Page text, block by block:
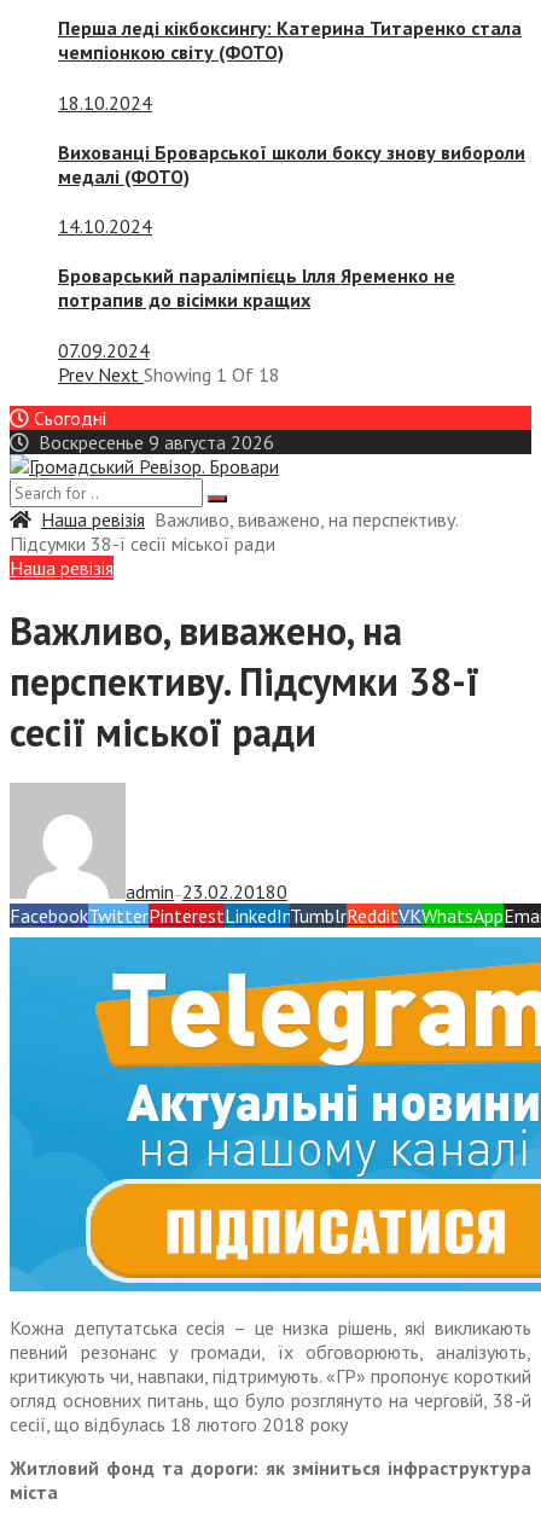
Перша леді кікбоксингу: Катерина Титаренко стала
чемпіонкою світу (ФОТО)
18.10.2024
Вихованці Броварської школи боксу знову вибороли
медалі (ФОТО)
14.10.2024
Броварський паралімпієць Ілля Яременко не
потрапив до вісімки кращих
07.09.2024
Prev Next Showing 1 Of 18
Сьогодні
Воскресенье 9 августа 2026
Наша ревізія Важливо, виважено, на перспективу.
Підсумки 38-ї сесії міської ради
Наша ревізія
Важливо, виважено, на
перспективу. Підсумки 38-ї
сесії міської ради
admin — 23.02.20180
FacebookTwitterPinterestLinkedInTumblrRedditVKWhatsApp
Кожна депутатська сесія – це низка рішень, які викликають
певний резонанс у громади, їх обговорюють, аналізують,
критикують чи, навпаки, підтримують. «ГР» пропонує короткий
огляд основ­них питань, що було розглянуто на черговій, 38-й
сесії, що відбулась 18 лютого 2018 року
Житловий фонд та дороги: як зміниться інфраструктура
міста